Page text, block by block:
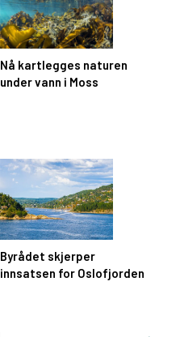
Nå kartlegges naturen
under vann i Moss
Byrådet skjerper
innsatsen for Oslofjorden